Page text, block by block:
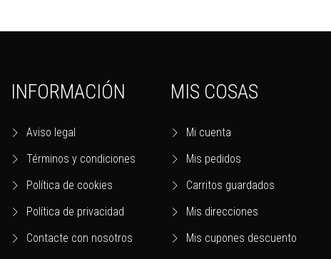
INFORMACIÓN
Aviso legal
Términos y condiciones
Política de cookies
Política de privacidad
Contacte con nosotros
MIS COSAS
Mi cuenta
Mis pedidos
Carritos guardados
Mis direcciones
Mis cupones descuento